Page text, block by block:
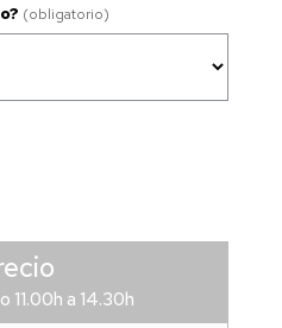
(obligatorio)
11.00h a 14.30h